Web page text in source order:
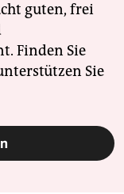
guten, frei
Finden Sie
Sie